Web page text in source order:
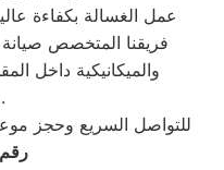
عمل الغسالة بكفاءة
فريقنا المتخصص صيانة
والميكانيكية داخل
واحترافية.
للتواصل السريع وحجز